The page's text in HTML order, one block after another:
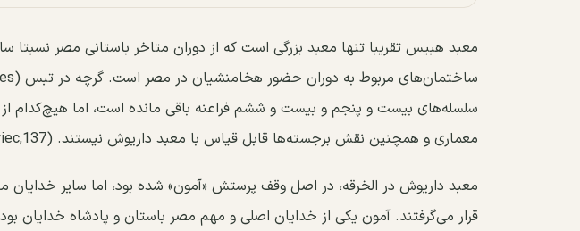
معبد هبیس تقریبا تنها معبد بزرگی است که از دوران متاخر باستانی مصر نسبتا
سلسله‌های بیست و پنجم و بیست و ششم فراعنه باقی مانده است، اما هیچ‌کدام از
معماری و همچنین نقش برجسته‌ها قابل قیاس با معبد داریوش نیستند. (Mysliwiec,137)
معبد داریوش در الخرقه، در اصل وقف پرستش «آمون» شده بود، اما سایر خدایان
قرار می‌گرفتند. آمون یکی از خدایان اصلی و مهم مصر باستان و پادشاه خدایان